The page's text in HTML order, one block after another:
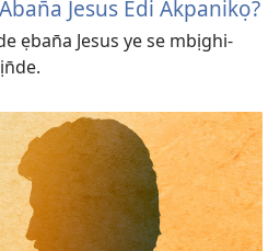
Jesus Edi Akpanikọ?
ẹban̄a Jesus ye se mbịghi-